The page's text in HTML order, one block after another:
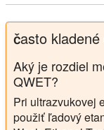
často
Aký je rozdiel
QWET?
Pri ultrazvukovej
použiť ľadový